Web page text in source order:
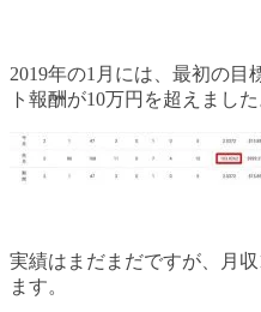
2019年の1月には、最初の目
ト報酬が10万円を超えました
実績はまだまだですが、月
ます。